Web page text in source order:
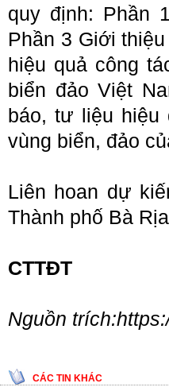
quy định: Phần
Phần 3 Giới
hiệu quả công
biển đảo Việt
báo, tư liệu hiệu
vùng biển, đảo
Liên hoan dự
Thành phố Bà
CTTĐT
Nguồn
CÁC TIN KHÁC